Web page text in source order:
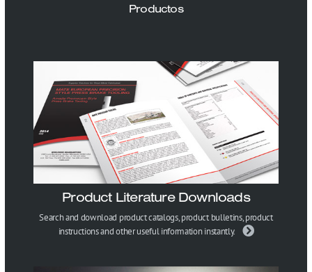
Productos
Product Literature Downloads
Search and download product catalogs, product bulletins, product
instructions and other useful information instantly.